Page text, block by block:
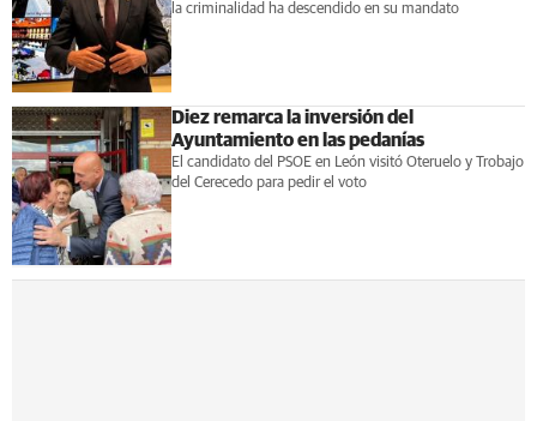
la criminalidad ha descendido en su mandato
Diez remarca la inversión del
Ayuntamiento en las pedanías
El candidato del PSOE en León visitó Oteruelo y Trobajo
del Cerecedo para pedir el voto